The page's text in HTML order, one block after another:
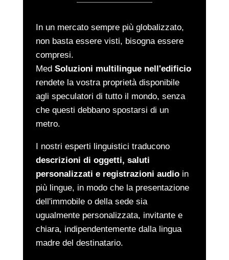
In un mercato sempre più globalizzato,
non basta essere visti, bisogna essere
compresi.
Med Soluzioni multilingue nell'edificio
rendete la vostra proprietà disponibile
agli speculatori di tutto il mondo, senza
che questi debbano spostarsi di un
metro.
I nostri esperti linguistici traducono
descrizioni di oggetti, saluti
personalizzati e registrazioni audioin
più lingue, in modo che la presentazione
dell'immobile o della sede sia
ugualmente personalizzata, invitante e
chiara, indipendentemente dalla lingua
madre del destinatario.